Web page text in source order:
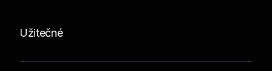
Užitečné